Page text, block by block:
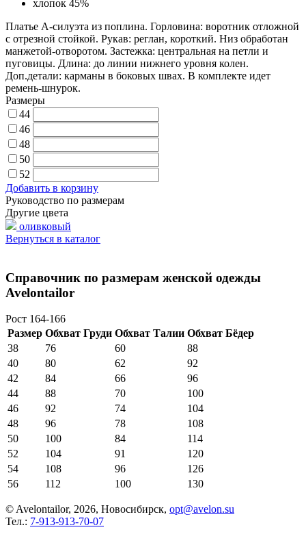
хлопок 45%
Платье А-силуэта из поплина. Горловина: воротник отложной
с отрезной стойкой. Рукав: реглан, короткий. Низ обработан
манжетой-отворотом. Застежка: центральная на петли и
пуговицы. Длина: до линии нижнего уровня колен.
Доп.детали: карманы в боковых швах. В комплекте идет
ремень-шнурок.
Размеры
44
46
48
50
52
Добавить в корзину
Руководство по размерам
Другие цвета
оливковый
Вернуться в каталог
Справочник по размерам женской одежды
Avelontailor
Рост 164-166
Размер Обхват Груди Обхват Талии Обхват Бёдер
38
76 60
88
40
80 62
92
42
84 66
96
44
88 70
100
46
92 74
104
48
96 78
108
50
100 84
114
52
104 91
120
54
108 96
126
56
112 100 130
© Avelontailor, 2026, Новосибирск, opt@avelon.su
Тел.: 7-913-913-70-07